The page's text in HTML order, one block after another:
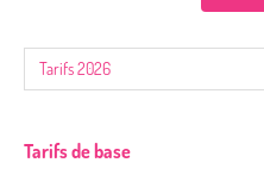
Tarifs de base